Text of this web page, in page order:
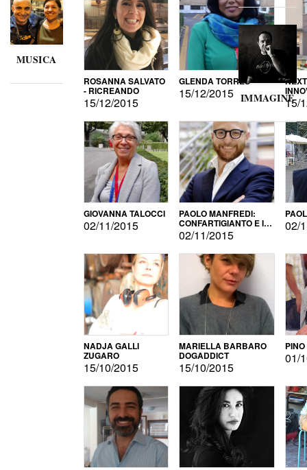
MUSICA
ROSANNA SALVATO
- RICREANDO
15/12/2015
GLENDA TORRES
15/12/2015
15/
GIOVANNA TALOCCI
02/11/2015
PAOLO MANFREDI:
CONFARTIGIANTO E IL
SONDAGGIO
02/11/2015
02/
NADJA GALLI
ZUGARO
15/10/2015
MARIELLA BARBARO
DOGADDICT
15/10/2015
01/
IMMAGINE